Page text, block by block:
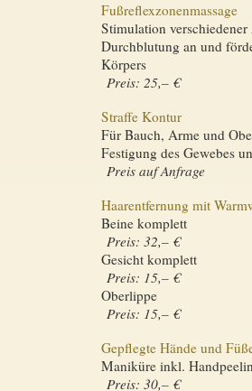
Fußreflexzonenmassage
Stimulation
Durch­blutung an und
Körpers
Preis: 25,– €
Straffe Kontur
Für Bauch, Arme und
Festigung des Gewebes
Preis auf Anfrage
Haarentfernung mit
Beine komplett
Preis: 32,– €
Gesicht komplett
Preis: 15,– €
Oberlippe
Preis: 15,– €
Gepflegte Hände und
Maniküre inkl.
Preis: 30,– €